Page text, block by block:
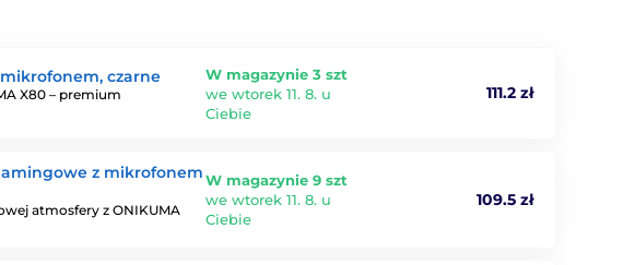
czarne
X80 – premium
W magazynie 3 szt
we wtorek 11. 8. u
Ciebie
111.2 zł
z mikrofonem
atmosfery z ONIKUMA
W magazynie 9 szt
we wtorek 11. 8. u
Ciebie
109.5 zł